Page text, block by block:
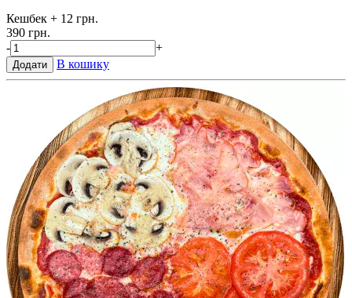
Кешбек + 12 грн.
390 грн.
-
+
Додати В кошику